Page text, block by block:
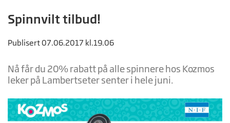
Spinnvilt tilbud!
Publisert 07.06.2017 kl.19.06
Nå får du 20% rabatt på alle spinnere hos Kozmos
leker på Lambertseter senter i hele juni.